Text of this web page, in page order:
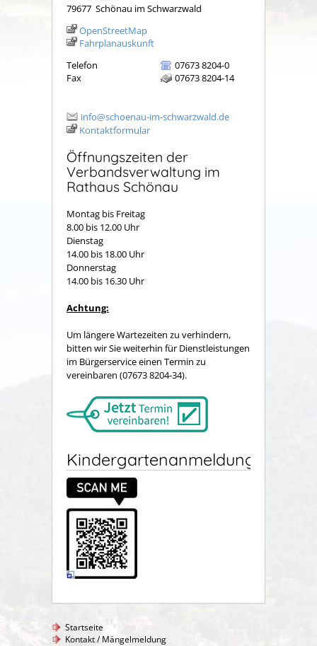
79677 Schönau im Schwarzwald
OpenStreetMap
Fahrplanauskunft
Telefon
07673 8204-0
Fax
07673 8204-14
info@schoenau-im-schwarzwald.de
Kontaktformular
Öffnungszeiten der
Verbandsverwaltung im
Rathaus Schönau
Montag bis Freitag
8.00 bis 12.00 Uhr
Dienstag
14.00 bis 18.00 Uhr
Donnerstag
14.00 bis 16.30 Uhr
Achtung:
Um längere Wartezeiten zu verhindern,
bitten wir Sie weiterhin für Dienstleistungen
im Bürgerservice einen Termin zu
vereinbaren (07673 8204-34).
Kindergartenanmeldung
Startseite
Kontakt / Mängelmeldung